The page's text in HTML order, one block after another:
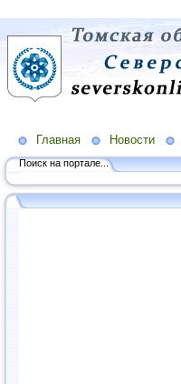
Главная Новости
Поиск на портале...